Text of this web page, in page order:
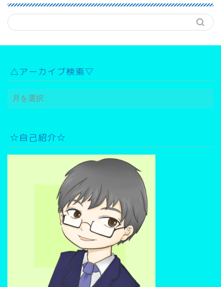
△アーカイブ検索▽
△
ア
イ
ブ
検
☆自己紹介☆